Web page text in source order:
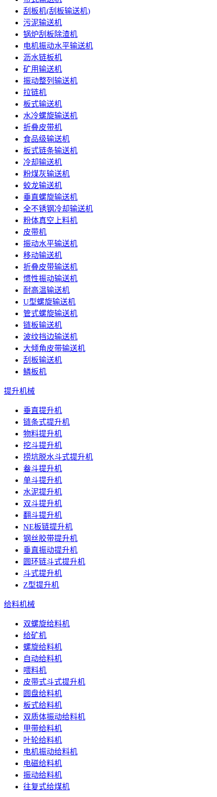
刮板机(刮板输送机)
污泥输送机
锅炉刮板除渣机
电机振动水平输送机
沥水链板机
矿用输送机
振动整列输送机
拉链机
板式输送机
水冷螺旋输送机
折叠皮带机
食品级输送机
板式链条输送机
冷却输送机
粉煤灰输送机
蛟龙输送机
垂直螺旋输送机
全不锈钢冷却输送机
粉体真空上料机
皮带机
振动水平输送机
移动输送机
折叠皮带输送机
惯性振动输送机
耐高温输送机
U型螺旋输送机
管式螺旋输送机
链板输送机
波纹挡边输送机
大倾角皮带输送机
刮板输送机
鳞板机
提升机械
垂直提升机
链条式提升机
物料提升机
挖斗提升机
捞坑脱水斗式提升机
畚斗提升机
单斗提升机
水泥提升机
双斗提升机
翻斗提升机
NE板链提升机
钢丝胶带提升机
垂直振动提升机
圆环链斗式提升机
斗式提升机
Z型提升机
给料机械
双螺旋给料机
给矿机
螺旋给料机
自动给料机
喂料机
皮带式斗式提升机
圆盘给料机
板式给料机
双质体振动给料机
甲带给料机
叶轮给料机
电机振动给料机
电磁给料机
振动给料机
往复式给煤机